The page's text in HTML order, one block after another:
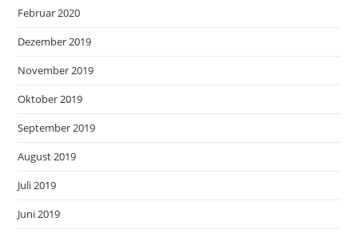
Februar 2020
Dezember 2019
November 2019
Oktober 2019
September 2019
August 2019
Juli 2019
Juni 2019